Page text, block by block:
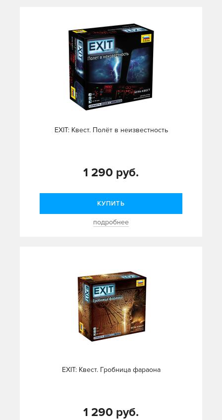
EXIT: Квест. Полёт в неизвестность
1 290 руб.
КУПИТЬ
подробнее
EXIT: Квест. Гробница фараона
1 290 руб.